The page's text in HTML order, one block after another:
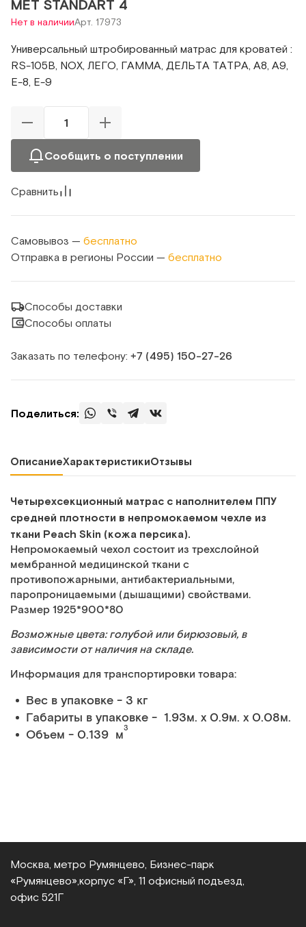
MET STANDART 4
Нет в наличииАрт. 17973
Универсальный штробированный матрас для кроватей :
RS-105В, NOX, ЛЕГО, ГАММА, ДЕЛЬТА ТАТРА, А8, А9,
Е-8, Е-9
Сообщить о поступлении
Сравнить
Самовывоз — бесплатно
Отправка в регионы России — бесплатно
Способы доставки
Способы оплаты
Заказать по телефону: +7 (495) 150‑27‑26
Поделиться:
ОписаниеХарактеристикиОтзывы
Четырехсекционный матрас с наполнителем ППУ
средней плотности в непромокаемом чехле из
ткани Peach Skin (кожа персика).
Непромокаемый чехол состоит из трехслойной
мембранной медицинской ткани с
противопожарными, антибактериальными,
паропроницаемыми (дышащими) свойствами.
Размер 1925*900*80
Возможные цвета: голубой или бирюзовый, в
зависимости от наличия на складе.
Информация для транспортировки товара:
Вес в упаковке - 3 кг
Габариты в упаковке - 1.93м. x 0.9м. x 0.08м.
Объем - 0.139 м3
Москва, метро Румянцево, Бизнес‑парк
«Румянцево», корпус «Г», 11 офисный подъезд,
офис 521Г